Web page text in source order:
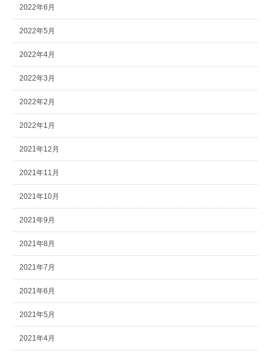
2022年6月
2022年5月
2022年4月
2022年3月
2022年2月
2022年1月
2021年12月
2021年11月
2021年10月
2021年9月
2021年8月
2021年7月
2021年6月
2021年5月
2021年4月